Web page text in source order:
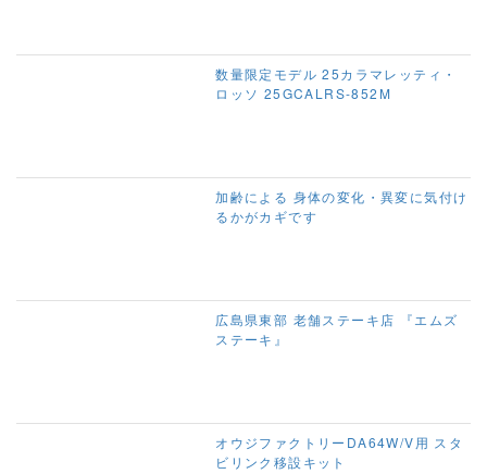
数量限定モデル 25カラマレッティ・
ロッソ 25GCALRS-852M
加齢による 身体の変化・異変に気付け
るかがカギです
広島県東部 老舗ステーキ店 『エムズ
ステーキ』
オウジファクトリーDA64W/V用 スタ
ビリンク移設キット